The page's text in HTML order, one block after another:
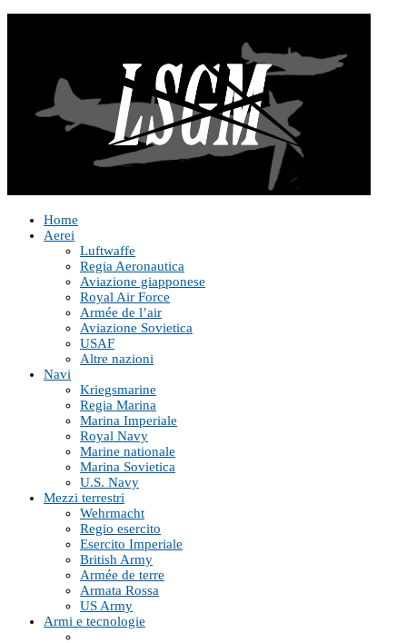
Home
Aerei
Luftwaffe
Regia Aeronautica
Aviazione giapponese
Royal Air Force
Armée de l’air
Aviazione Sovietica
USAF
Altre nazioni
Navi
Kriegsmarine
Regia Marina
Marina Imperiale
Royal Navy
Marine nationale
Marina Sovietica
U.S. Navy
Mezzi terrestri
Wehrmacht
Regio esercito
Esercito Imperiale
British Army
Armée de terre
Armata Rossa
US Army
Armi e tecnologie